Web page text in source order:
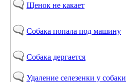
Щенок не какает
Собака попала под машину
Собака дергается
Удаление селезенки у собаки